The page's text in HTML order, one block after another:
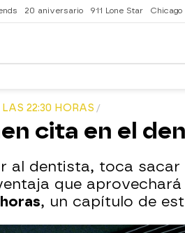
20 aniversario 911 Lone Star Chicago
22:30 HORAS
cita en el
al dentista, toca sacar
que aprovechará
, un capítulo de